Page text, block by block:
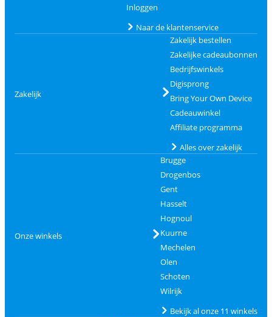
Inloggen
Naar de klantenservice
Zakelijk
Zakelijk bestellen
Zakelijke cadeaubonnen
Bedrijfswinkels
Digisprong
Bring Your Own Device
Cadeauwinkel
Affiliate programma
Alles over zakelijk
Onze winkels
Brugge
Drogenbos
Gent
Hasselt
Hognoul
Kuurne
Mechelen
Olen
Schoten
Wilrijk
Bekijk al onze 11 winkels